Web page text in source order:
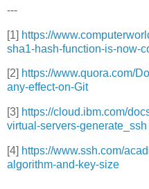
---
[1] https://
sha1-hash-function-is-now-
[2]
https://www.quora.com/
any-effect-on-Git
[3] https://cloud.ibm.com/
virtual-servers-generate_ssh
[4] https://www.ssh.com/
algorithm-and-key-size